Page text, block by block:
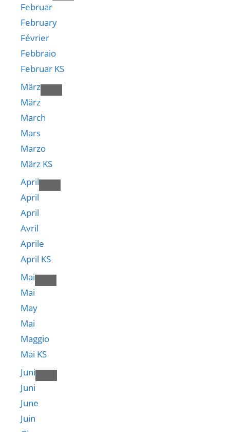
Februar
February
Février
Febbraio
Februar KS
März
März
March
Mars
Marzo
März KS
April
April
April
Avril
Aprile
April KS
Mai
Mai
May
Mai
Maggio
Mai KS
Juni
Juni
June
Juin